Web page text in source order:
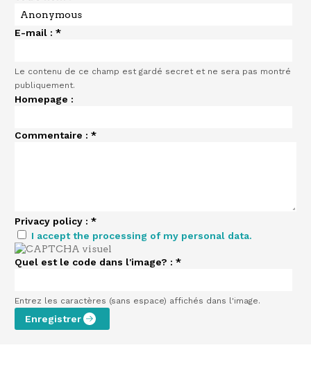
E-mail : *
Le contenu de ce champ est gardé secret et ne sera pas montré
publiquement.
Homepage :
Commentaire : *
Privacy policy : *
I accept the processing of my personal data.
Quel est le code dans l'image? : *
Entrez les caractères (sans espace) affichés dans l'image.